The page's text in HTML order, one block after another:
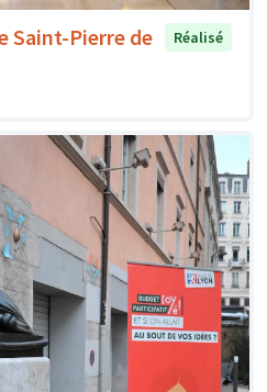
Saint-Pierre de
Réalisé